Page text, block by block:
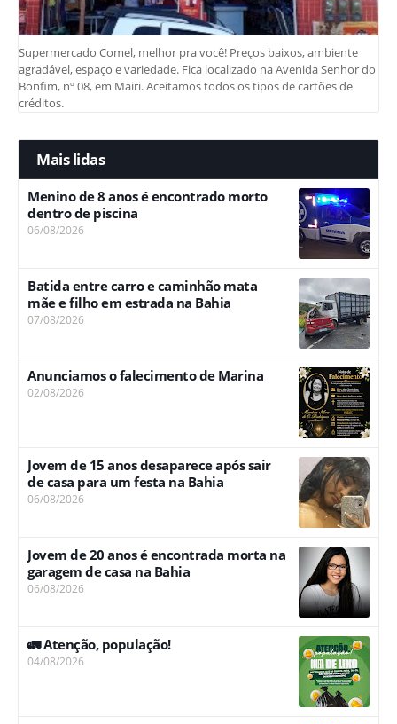
Supermercado Comel, melhor pra você! Preços baixos, ambiente
agradável, espaço e variedade. Fica localizado na Avenida Senhor do
Bonfim, nº 08, em Mairi. Aceitamos todos os tipos de cartões de
créditos.
Mais lidas
Menino de 8 anos é encontrado morto
dentro de piscina
06/08/2026
Batida entre carro e caminhão mata
mãe e filho em estrada na Bahia
07/08/2026
Anunciamos o falecimento de Marina
02/08/2026
Jovem de 15 anos desaparece após sair
de casa para um festa na Bahia
06/08/2026
Jovem de 20 anos é encontrada morta na
garagem de casa na Bahia
06/08/2026
🚛 Atenção, população!
04/08/2026